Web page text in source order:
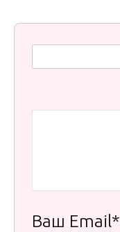
Ваш Email*